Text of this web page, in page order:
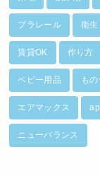
プラレール 衛生
賃貸OK 作り方
ベビー用品 も
エアマックス
ニューバランス